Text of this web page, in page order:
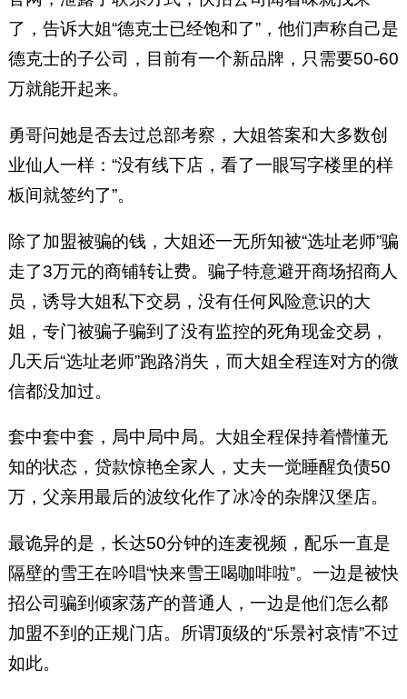
了，告诉大姐“德克士已经饱和了”，他们声称自己是
德克士的子公司，目前有一个新品牌，只需要50-60
万就能开起来。
勇哥问她是否去过总部考察，大姐答案和大多数创
业仙人一样：“没有线下店，看了一眼写字楼里的样
板间就签约了”。
除了加盟被骗的钱，大姐还一无所知被“选址老师”骗
走了3万元的商铺转让费。骗子特意避开商场招商人
员，诱导大姐私下交易，没有任何风险意识的大
姐，专门被骗子骗到了没有监控的死角现金交易，
几天后“选址老师”跑路消失，而大姐全程连对方的微
信都没加过。
套中套中套，局中局中局。大姐全程保持着懵懂无
知的状态，贷款惊艳全家人，丈夫一觉睡醒负债50
万，父亲用最后的波纹化作了冰冷的杂牌汉堡店。
最诡异的是，长达50分钟的连麦视频，配乐一直是
隔壁的雪王在吟唱“快来雪王喝咖啡啦”。一边是被快
招公司骗到倾家荡产的普通人，一边是他们怎么都
加盟不到的正规门店。所谓顶级的“乐景衬哀情”不过
如此。